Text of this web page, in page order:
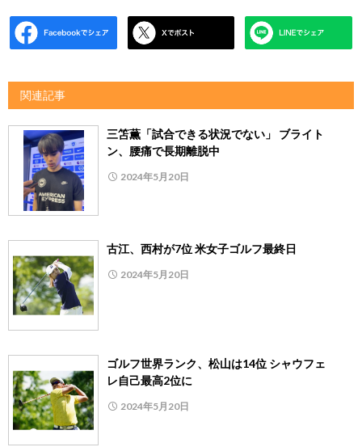
関連記事
三笘薫「試合できる状況でない」 ブライト
ン、腰痛で長期離脱中
2024年5月20日
古江、西村が7位 米女子ゴルフ最終日
2024年5月20日
ゴルフ世界ランク、松山は14位 シャウフェ
レ自己最高2位に
2024年5月20日